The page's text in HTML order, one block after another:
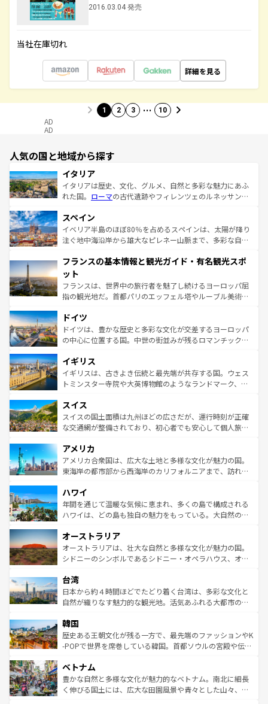
2016.03.04 発売
当社在庫切れ
詳細を見る
1 2 3 … 10
AD
AD
人気の国と地域から探す
イタリア
イタリアは歴史、文化、グルメ、自然と多彩な魅力にあふ
れた国。 ローマの古代遺跡やフィレンツェのルネッサンス
ろん、トスカーナの美しい田園風景やアマルフィ海岸の絶
景など、自然景観も見逃せない。観光の合間には、本場の
ピザやパスタなど、絶品のイタリア料理を堪能することも
ませてくれるイタリアで、忘れられない旅をしてみよう！
なお、新着のイタリア情報は
しい。
スペイン
イベリア半島のほぼ80％を占めるスペインは、太陽が降り
注ぐ地中海沿岸から雄大なピレネー山脈まで、多彩な自然
文化が根付くこの国では、情熱的なフラメンコ、熱気あふ
れる闘牛、そして美味しいタパスが生活の一部となってい
る。首都マドリードの洗練された雰囲気や、バルセロナの
アートに溢れた街角から、地方では古代ローマ遺跡や中世
せる。地方によって風土や気候が異なるスペインはその個
性で訪れる人を魅了する。 なお、新着のスペイン情報は コ
ンテンツ一覧を参照してほしい。
フランスの基本情報と観光ガイド・有名観光スポ
ット
フランスは、世界中の旅行者を魅了し続けるヨーロッパ屈
指の観光地だ。首都パリのエッフェル塔やルーブル美術館
で、幅広い魅力が詰まっている。華麗な宮殿、歴史的な大
聖堂、美しいビーチ、そして豊かな自然が、訪れる者を心
から魅了する。また、フランスは美食の国としても知ら
いる。シャンパンの発祥地であるランス、プロヴァンスの
香り高いラベンダー畑など、多彩な楽しみ方が可能だ。さ
らに、パリ以外の地域にも魅力が溢れており、どの街角に
れる地方に足を運ぶとそれぞれで全く異なる文化を体験で
きるだろう。 なお、新着のフランス情報はコンテンツ一覧
を参照してほしい。
ドイツ
ドイツは、豊かな歴史と多彩な文化が交差するヨーロッパ
の中心に位置する国。中世の街並みが残るロマンチック街
顔を持つこの国は、どこを歩いても飽きることがない。ベ
ルリンの文化的活気、バイエルン州のアルプスの絶景、そ
してライン川沿いのワイン畑といった風景は必見。ビール
は、お酒好きな人にはぜひ体験してほしい。 なお、新着の
ドイツ情報はコンテンツ一覧を参照してほしい。
イギリス
イギリスは、古きよき伝統と最先端が共存する国。ウェス
トミンスター寺院や大英博物館のようなランドマーク、歴
リアごとに異なる魅力がある。また、優雅なアフタヌーン
ティー、ビール好きにはたまらない英国パブ、サッカー観
戦など、本場だからこそできる体験も豊富。イギリスを旅
ンツ一覧を参照してほしい。
スイス
スイスの国土面積は九州ほどの広さだが、運行時刻が正確
な交通網が整備されており、初心者でも安心して個人旅行
の建物がそのまま残る町や、スイスならではのユニークな
博物館もあり、アルプス観光だけでなく町歩きも満喫する
ことができる。国民の所得が高いため物価も高いが、旅行
ば市内交通費無料で観光を楽しむこともできる。 なお、新
着のスイス情報はコンテンツ一覧 を参照してほしい。
アメリカ
アメリカ合衆国は、広大な土地と多様な文化が魅力の国。
東海岸の都市部から西海岸のカリフォルニアまで、訪れる
のような巨大都市は、観光、ショッピング、エンターテイ
ンメントが詰まった刺激的なスポットだ。一方、アメリカ
西部には大自然が広がり、グランドキャニオンやイエロー
部のニューオーリンズでは、音楽と美食が融合した独特の
文化が魅力。旅行者はアメリカの各地域で異なる魅力を楽
しみながら、その多様性と豊かな歴史を感じることができ
ならではの贅沢な旅のスタイルだ。 なお、新着のアメリカ
情報はコンテンツ一覧を参照してほしい。
ハワイ
年間を通じて温暖な気候に恵まれ、多くの島で構成される
ハワイは、どの島も独自の魅力をもっている。大自然の神
ワイ島は見逃せない。また、定番の観光地といえばオアフ
島だが、静かな自然を求めるならマウイ島やカウアイ島が
おすすめ。エメラルドグリーンに輝く海をはじめ、豊かな
れるおもてなしの心で訪れる人々を迎えてくれるハワイの
人々、おいしいローカルフードやハワイアンミュージッ
ク、伝統的なフラダンスなど、すべてがハワイの魅力を彩
ワイを、存分に味わってほしい。 なお、新着のハワイ情報
はコンテンツ一覧を参照してほしい。
オーストラリア
オーストラリアは、壮大な自然と多様な文化が魅力の国。
シドニーのシンボルであるシドニー・オペラハウス、オー
リアリーフや大陸中央部にそびえるウルル（エアーズロッ
ク）、タスマニアの美しい原生林やケアンズの熱帯雨林な
ど、見どころがたくさん。また、カフェやワイン、オージ
いる。アクティビティも充実しており、サーフィンやダイ
ビング、ハイキングなど、アウトドア好きにはたまらな
い。オーストラリアの多彩な魅力を存分に味わいつくそ
参照してほしい。
台湾
日本から約４時間ほどでたどり着く台湾は、多彩な文化と
自然が織りなす魅力的な観光地。活気あふれる大都市の台
ン）、静ひつな山岳地帯である台湾東部など、都市の喧騒
と山間の静けさが共存しており、訪れる人に新しい発見と
驚きをもたらしてくれる。また、奥深い台湾の食文化も魅
容にもいいと評判のスイーツなど、バラエティ豊かな料理
が味わえる。 なお、新着の台湾情報は コンテンツ一覧を参
照してほしい。
韓国
歴史ある王朝文化が残る一方で、最先端のファッションやK
-POPで世界を席巻している韓国。首都ソウルの宮殿や伝統
き、地方に足を延ばせば四季折々の自然美を楽しむことが
できる。そして、キムチや焼肉、絶品のストリートフード
まで、さまざまな韓国料理が待っている。夜には、韓国な
ベトナム
豊かな自然と多様な文化が魅力的なベトナム。南北に細長
く伸びる国土には、広大な田園風景や青々とした山々、世